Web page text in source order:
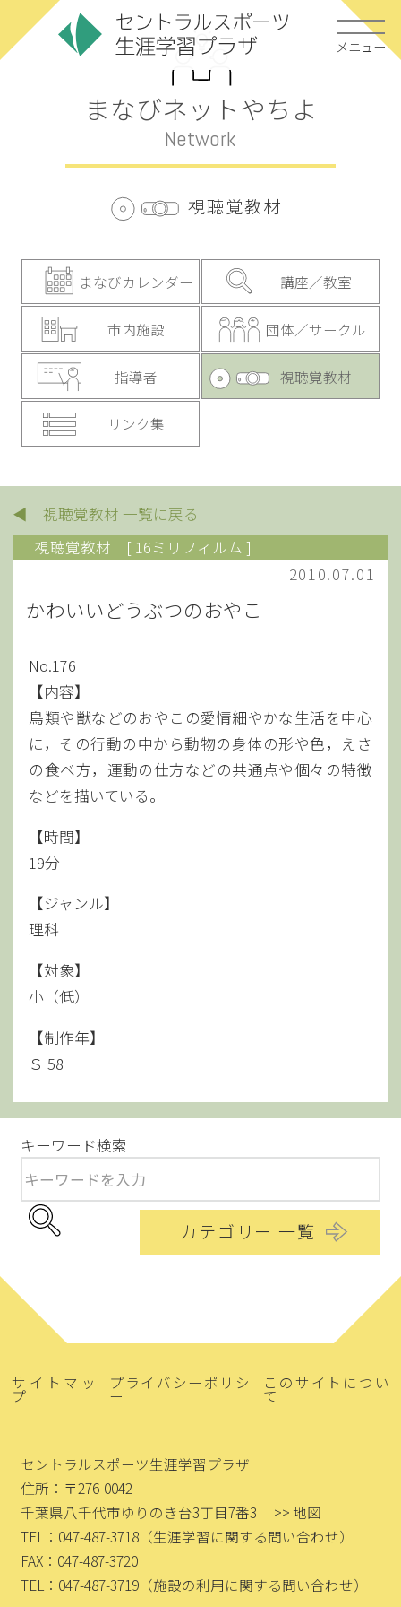
メニュー
まなびネットやちよ
Network
視聴覚教材
まなびカレンダー 講座／教室
市内施設 団体／サークル
指導者 視聴覚教材
リンク集
◀ 視聴覚教材 一覧に戻る
視聴覚教材
[ 16ミリフィルム ]
2010.07.01
かわいいどうぶつのおやこ
No.176
【内容】
鳥類や獣などのおやこの愛情細やかな生活を中心
に，その行動の中から動物の身体の形や色，えさ
の食べ方，運動の仕方などの共通点や個々の特徴
などを描いている。
【時間】
19分
【ジャンル】
理科
【対象】
小（低）
【制作年】
Ｓ 58
キーワード検索
カテゴリー 一覧
サイトマッ
プ
プライバシーポリシ
ー
このサイトについ
て
セントラルスポーツ生涯学習プラザ
住所：〒276-0042
千葉県八千代市ゆりのき台3丁目7番3
>> 地図
TEL：047-487-3718 （生涯学習に関する問い合わせ）
FAX：047-487-3720
TEL：047-487-3719 （施設の利用に関する問い合わせ）